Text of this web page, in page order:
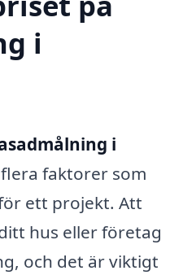
i
i
faktorer som
ett projekt. Att
hus eller företag
och det är viktigt